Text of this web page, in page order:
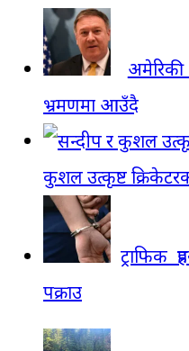
भ्रमणमा आउँदै
कुशल उत्कृष्ट
ट्राफिक
पक्राउ